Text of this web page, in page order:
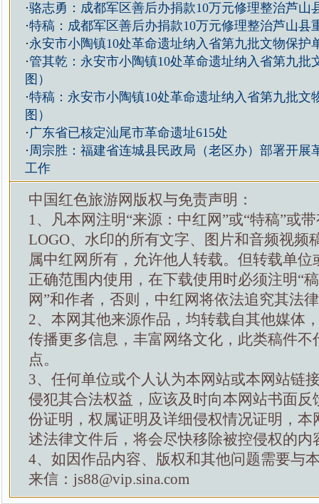
·骆志勇：成都军区善后办捐款10万元修理整治芦山
·特稿：成都军区善后办捐款10万元修理整治芦山县
·永安市小陶镇10处革命遗址纳入省第九批文物保护
·管其乾：永安市小陶镇10处革命遗址纳入省第九批
图）
·特稿：永安市小陶镇10处革命遗址纳入省第九批文
图）
· 广东省已核定汕尾市革命遗址615处
· 周宗胜：福建省连城县民政局（老区办）部署开展
工作
中国红色旅游网版权与免责声明：
1、凡本网注明“来源：中红网”或“特稿”或
LOGO、水印的所有文字、图片和音频视频
属中红网所有，允许他人转载。但转载单位
正确范围内使用，在下载使用时必须注明“
网”和作者，否则，中红网将依法追究其法
2、本网其他来源作品，均转载自其他媒体
传播更多信息，丰富网络文化，此类稿件不
点。
3、任何单位或个人认为本网站或本网站链
侵犯其合法权益，应该及时向本网站书面反
份证明，权属证明及详细侵权情况证明，本
述法律文件后，将会尽快移除被控侵权的内
4、如因作品内容、版权和其他问题需要与
来信：js88@vip.sina.com